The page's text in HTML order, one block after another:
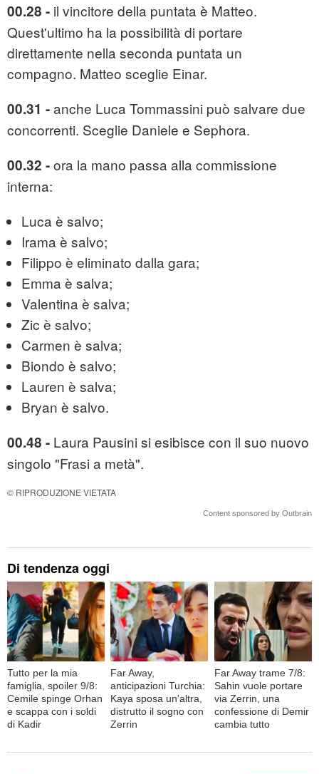
00.28 - il vincitore della puntata è Matteo.
Quest'ultimo ha la possibilità di portare
direttamente nella seconda puntata un
compagno. Matteo sceglie Einar.
00.31 -anche Luca Tommassini può salvare due
concorrenti. Sceglie Daniele e Sephora.
00.32 -ora la mano passa alla commissione
interna:
Luca è salvo;
Irama è salvo;
Filippo è eliminato dalla gara;
Emma è salva;
Valentina è salva;
Zic è salvo;
Carmen è salva;
Biondo è salvo;
Lauren è salva;
Bryan è salvo.
00.48 - Laura Pausini si esibisce con il suo nuovo
singolo "Frasi a metà".
© RIPRODUZIONE VIETATA
Content sponsored by Outbrain
Di tendenza oggi
Tutto per la mia
famiglia, spoiler 9/8:
Cemile spinge Orhan
e scappa con i soldi
di Kadir
Far Away,
anticipazioni Turchia:
Kaya sposa un'altra,
distrutto il sogno con
Zerrin
Far Away trame 7/8:
Sahin vuole portare
via Zerrin, una
confessione di Demir
cambia tutto